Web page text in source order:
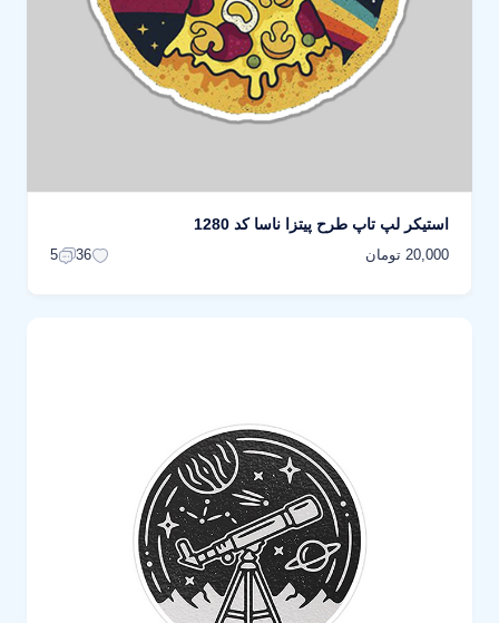
استیکر لپ تاپ طرح پیتزا ناسا کد 1280
20,000 تومان 36
5